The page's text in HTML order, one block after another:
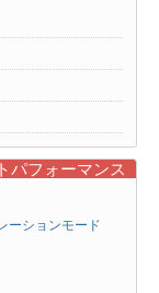
パフォーマンス
ーションモード